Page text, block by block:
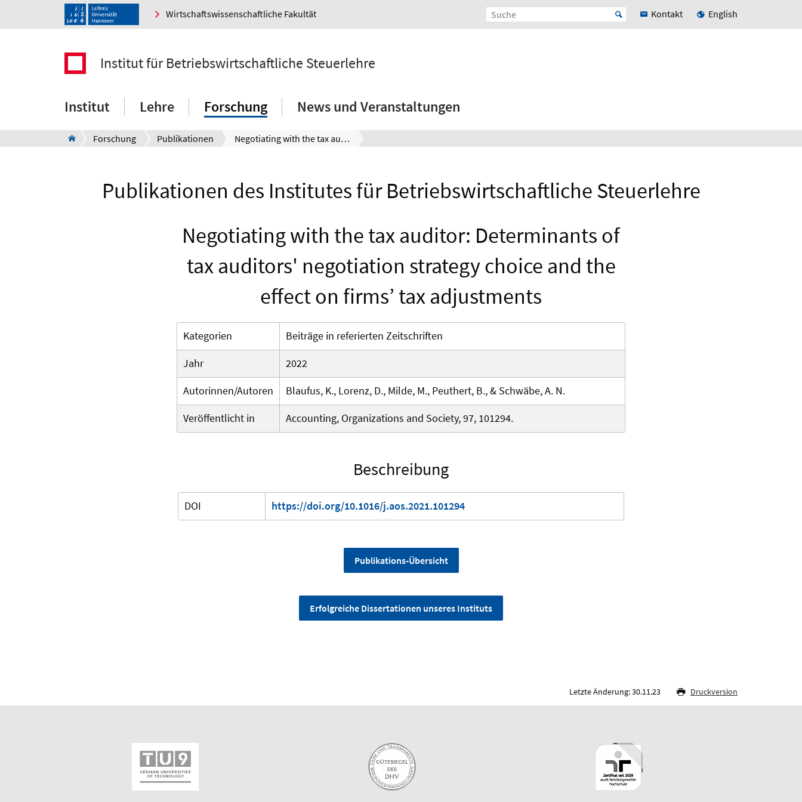
Wirtschaftswissenschaftliche Fakultät Kontakt English
Institut für Betriebswirtschaftliche Steuerlehre
Institut Lehre Forschung News und Veranstaltungen
Forschung Publikationen Negotiating with the tax auditor: Determinants of tax auditors' negotiation strategy choice and the effect on firms’ tax adjustments
Publikationen des Institutes für Betriebswirtschaftliche Steuerlehre
Negotiating with the tax auditor: Determinants of
tax auditors' negotiation strategy choice and the
effect on firms’ tax adjustments
Kategorien
Beiträge in referierten Zeitschriften
Jahr
2022
Autorinnen/Autoren
Blaufus, K., Lorenz, D., Milde, M., Peuthert, B., & Schwäbe, A. N.
Veröffentlicht in
Accounting, Organizations and Society, 97, 101294.
Beschreibung
DOI https://doi.org/10.1016/j.aos.2021.101294
Publikations-Übersicht
Erfolgreiche Dissertationen unseres Instituts
Letzte Änderung: 30.11.23 Druckversion